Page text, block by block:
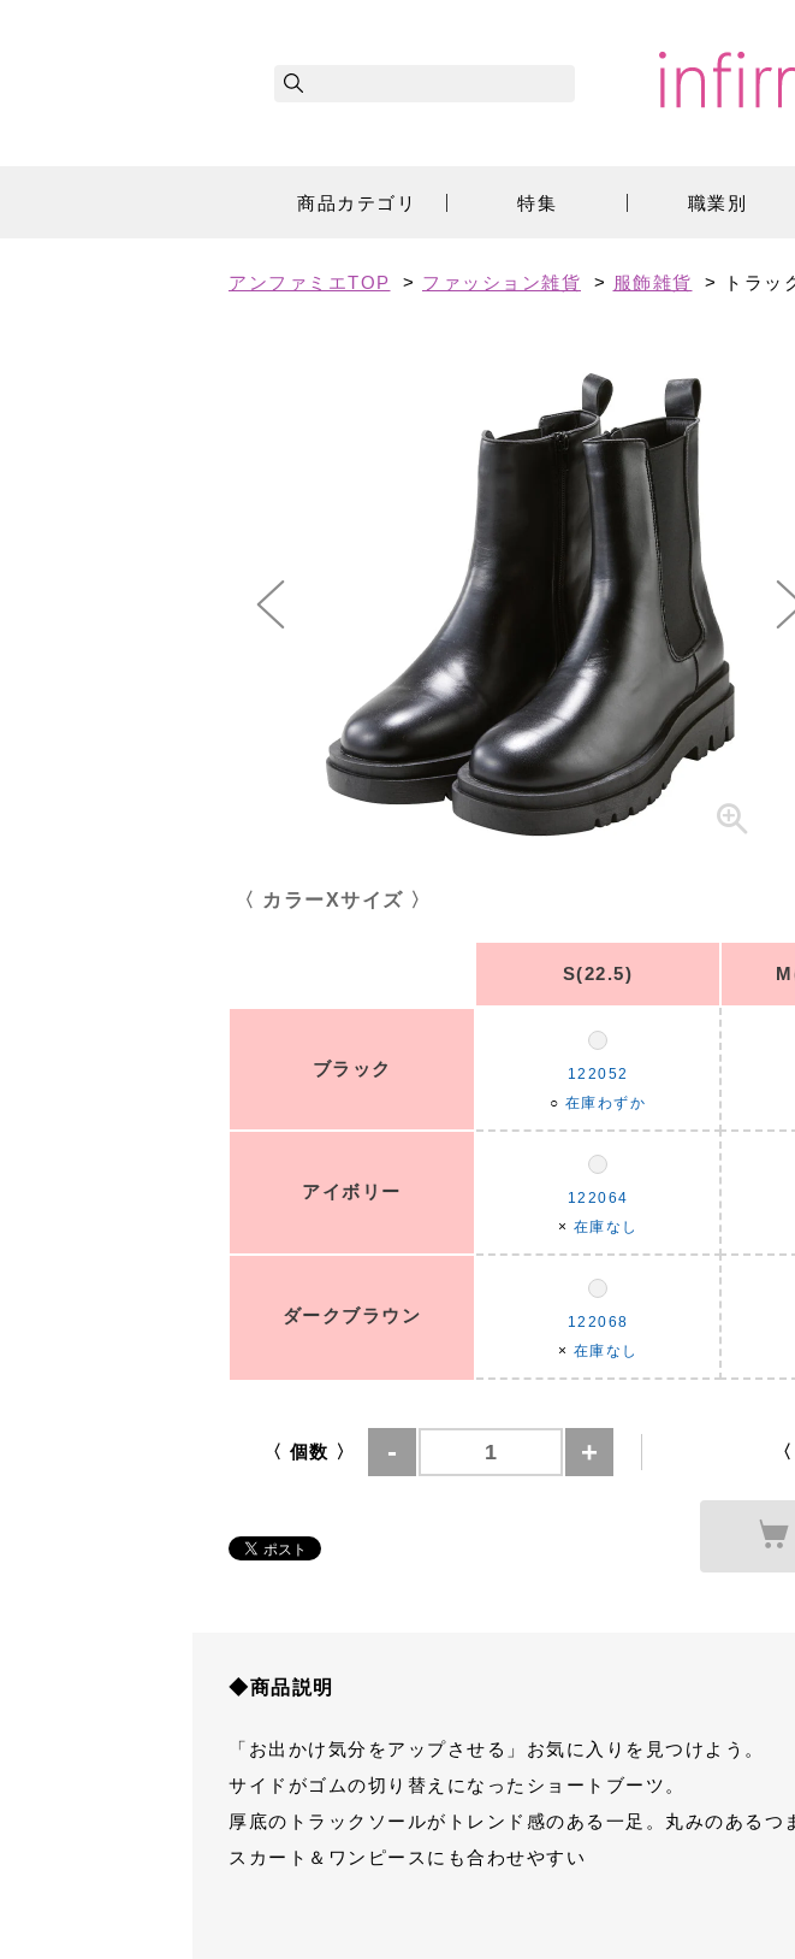
商品カテゴリ 特集 職業別
アンファミエTOP > ファッション雑貨 > 服飾雑貨 > トラッ
〈 カラーXサイズ 〉
S(22.5)
ブラック
122052
○ 在庫わずか
アイボリー
122064
× 在庫なし
ダークブラウン
122068
× 在庫なし
〈 個数 〉
◆商品説明
「お出かけ気分をアップさせる」お気に入りを見つけよう。
サイドがゴムの切り替えになったショートブーツ。
厚底のトラックソールがトレンド感のある一足。丸みのあるつ
スカート＆ワンピースにも合わせやすい